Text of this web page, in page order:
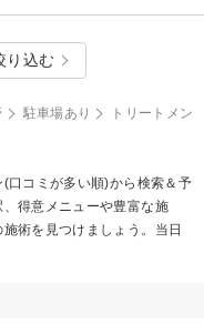
り込む
駐車場あり
トリートメン
(口コミが多い順)から検索＆予
得意メニューや豊富な施
術を見つけましょう。当日